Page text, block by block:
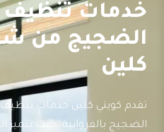
خدمات
الضجيج من
كلين
تقدم كويتي كلين خدمات
الضجيج بالفروانية، حيث تتميز